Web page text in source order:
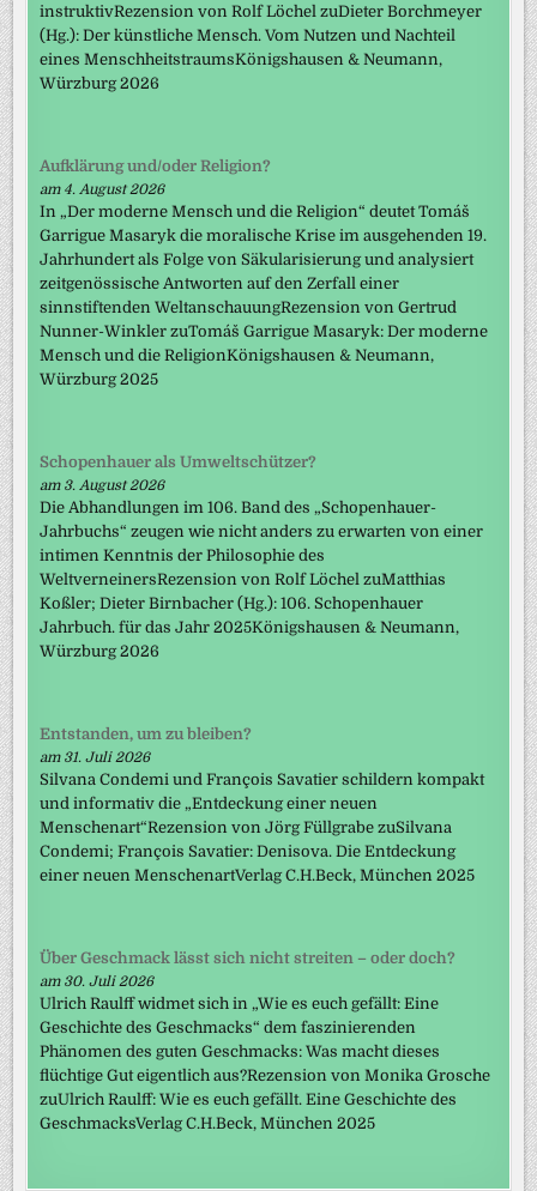
instruktivRezension von Rolf Löchel zuDieter Borchmeyer
(Hg.): Der künstliche Mensch. Vom Nutzen und Nachteil
eines MenschheitstraumsKönigshausen & Neumann,
Würzburg 2026
Aufklärung und/oder Religion?
am 4. August 2026
In „Der moderne Mensch und die Religion“ deutet Tomáš
Garrigue Masaryk die moralische Krise im ausgehenden 19.
Jahrhundert als Folge von Säkularisierung und analysiert
zeitgenössische Antworten auf den Zerfall einer
sinnstiftenden WeltanschauungRezension von Gertrud
Nunner-Winkler zuTomáš Garrigue Masaryk: Der moderne
Mensch und die ReligionKönigshausen & Neumann,
Würzburg 2025
Schopenhauer als Umweltschützer?
am 3. August 2026
Die Abhandlungen im 106. Band des „Schopenhauer-
Jahrbuchs“ zeugen wie nicht anders zu erwarten von einer
intimen Kenntnis der Philosophie des
WeltverneinersRezension von Rolf Löchel zuMatthias
Koßler; Dieter Birnbacher (Hg.): 106. Schopenhauer
Jahrbuch. für das Jahr 2025Königshausen & Neumann,
Würzburg 2026
Entstanden, um zu bleiben?
am 31. Juli 2026
Silvana Condemi und François Savatier schildern kompakt
und informativ die „Entdeckung einer neuen
Menschenart“Rezension von Jörg Füllgrabe zuSilvana
Condemi; François Savatier: Denisova. Die Entdeckung
einer neuen MenschenartVerlag C.H.Beck, München 2025
Über Geschmack lässt sich nicht streiten – oder doch?
am 30. Juli 2026
Ulrich Raulff widmet sich in „Wie es euch gefällt: Eine
Geschichte des Geschmacks“ dem faszinierenden
Phänomen des guten Geschmacks: Was macht dieses
flüchtige Gut eigentlich aus?Rezension von Monika Grosche
zuUlrich Raulff: Wie es euch gefällt. Eine Geschichte des
GeschmacksVerlag C.H.Beck, München 2025